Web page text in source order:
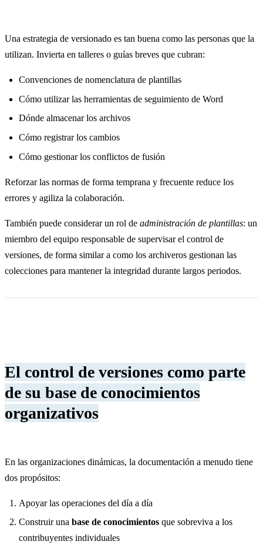
Una estrategia de versionado es tan buena como las personas que la
utilizan. Invierta en talleres o guías breves que cubran:
Convenciones de nomenclatura de plantillas
Cómo utilizar las herramientas de seguimiento de Word
Dónde almacenar los archivos
Cómo registrar los cambios
Cómo gestionar los conflictos de fusión
Reforzar las normas de forma temprana y frecuente reduce los
errores y agiliza la colaboración.
También puede considerar un rol de administración de plantillas: un
miembro del equipo responsable de supervisar el control de
versiones, de forma similar a como los archiveros gestionan las
colecciones para mantener la integridad durante largos periodos.
El control de versiones como parte
de su base de conocimientos
organizativos
En las organizaciones dinámicas, la documentación a menudo tiene
dos propósitos:
Apoyar las operaciones del día a día
Construir una base de conocimientos que sobreviva a los
contribuyentes individuales